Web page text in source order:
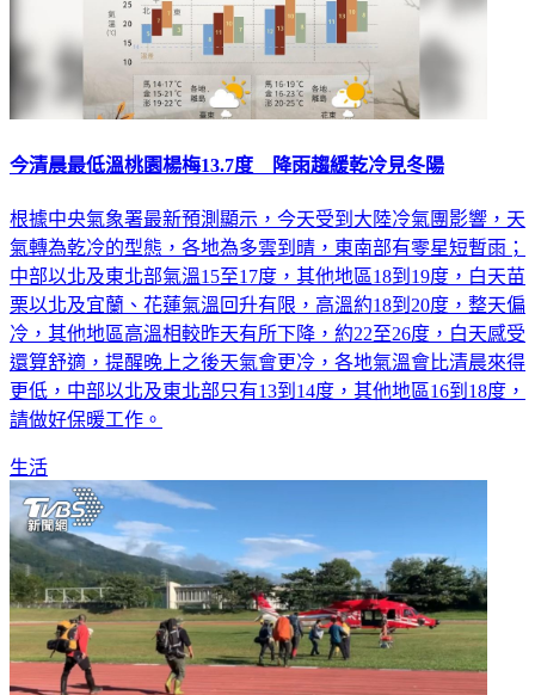
今清晨最低溫桃園楊梅13.7度 降雨趨緩乾冷見冬陽
根據中央氣象署最新預測顯示，今天受到大陸冷氣團影響，天
氣轉為乾冷的型態，各地為多雲到晴，東南部有零星短暫雨；
中部以北及東北部氣溫15至17度，其他地區18到19度，白天苗
栗以北及宜蘭、花蓮氣溫回升有限，高溫約18到20度，整天偏
冷，其他地區高溫相較昨天有所下降，約22至26度，白天感受
還算舒適，提醒晚上之後天氣會更冷，各地氣溫會比清晨來得
更低，中部以北及東北部只有13到14度，其他地區16到18度，
請做好保暖工作。
生活